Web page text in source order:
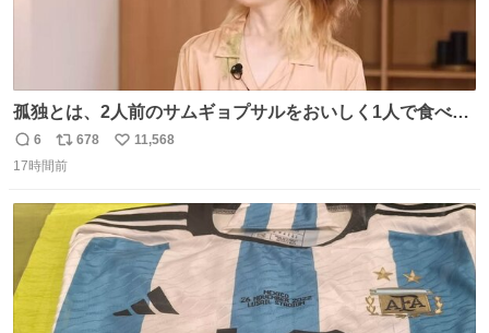
孤独とは、2人前のサムギョプサルをおいしく1人で食べる
ことである←好きすぎる
返
信
6
リ
ポ
ト
数
678
い
数
11,568
17時間前